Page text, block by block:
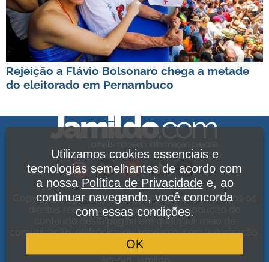
Rejeição a Flávio Bolsonaro chega a metade
do eleitorado em Pernambuco
Copyright Jamildo Melo Comunicações Ltda. Todos os
direitos reservados. É proibida a reprodução do
conteúdo desta página em qualquer meio de
comunicação, eletrônico ou impresso, sem autorização.
Política de Privacidade
Utilizamos cookies essenciais e
tecnologias semelhantes de acordo com
a nossa Política de Privacidadee, ao
continuar navegando, você concorda
com essas condições.
OK